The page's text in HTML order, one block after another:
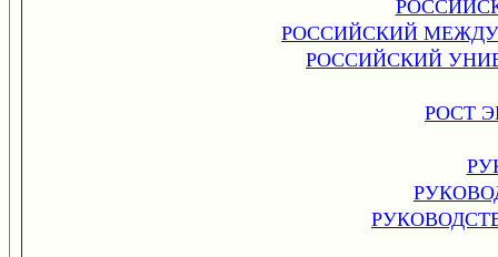
РОССИЙСКИЙ
РОССИЙСКИЙ
РОСТ